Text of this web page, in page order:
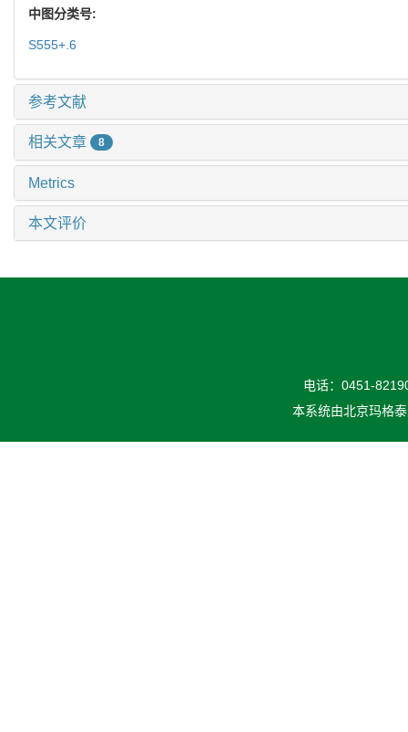
中图分类号:
S555+.6
参考文献
相关文章 8
Metrics
本文评价
电话：0451-
本系统由北京玛格